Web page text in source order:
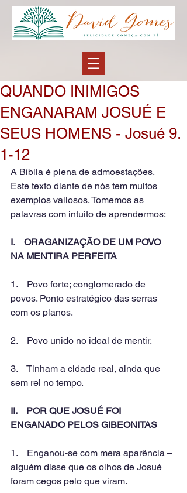
QUANDO INIMIGOS
ENGANARAM JOSUÉ E
SEUS HOMENS - Josué 9.
1-12
A Bíblia é plena de admoestações.
Este texto diante de nós tem muitos
exemplos valiosos. Tomemos as
palavras com intuito de aprendermos:
I.    ORAGANIZAÇÃO DE UM POVO
NA MENTIRA PERFEITA
1.    Povo forte; conglomerado de
povos. Ponto estratégico das serras
com os planos.
2.    Povo unido no ideal de mentir.
3.    Tinham a cidade real, ainda que
sem rei no tempo.
II.    POR QUE JOSUÉ FOI
ENGANADO PELOS GIBEONITAS
1.    Enganou-se com mera aparência –
alguém disse que os olhos de Josué
foram cegos pelo que viram.